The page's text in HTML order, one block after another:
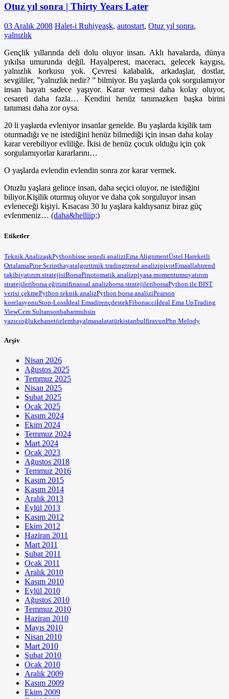
Otuz yıl sonra | Thirty Years Later
03 Aralık 2008 Halet-i Ruhiyeaşk, autostart, Otuz yıl sonra,
yalnızlık
Gençlik yıllarında deli dolu oluyor insan. Aklı havalarda, dünya
yıkılsa umurunda değil. Hayalperest, maceracı, gelecek kaygısı,
yalnızlık korkusu yok. Çevresi kalabalık, arkadaşlar, dostlar,
sevgililer, ”yalnızlık nedir? ” bilmiyor. Bu yaşlarda çok sorgulamıyor
insan hayatı sadece yaşıyor. Karar vermesi daha kolay oluyor,
cesareti daha fazla… Kendini henüz tanımazken başka birini
tanıması daha zor oysa.
20 li yaşlarda evleniyor insanlar genelde. Bu yaşlarda kişilik tam
oturmadığı ve ne istediğini henüz bilmediği için insan daha kolay
karar verebiliyor evliliğe. İkisi de henüz çocuk olduğu için çok
sorgulamıyorlar kararlarını…
O yaşlarda evlendin evlendin sonra zor karar vermek.
Otuzlu yaşlara gelince insan, daha seçici oluyor, ne istediğini
biliyor.Kişilik oturmuş oluyor ve daha çok sorguluyor insan
evleneceği kişiyi. Kısacası 30 lu yaşlara kaldıysanız biraz güç
evlenmeniz… (daha&helliip;)
Etiketler
Teknik AnalizaşkPythonhisse senedi analiziEma AlignmentÜstel Hareketli
OrtalamaPine Scripthayatalgoritmik tradingtrend analizipivotEmaallahtrend
takibiyatırım stratejisiBorsaPinotomatik analizpiyasa momentumuyatırım
stratejileriborsa eğitimifinansal analizborsa stratejileriborsaPython ile BIST
verisi çekmePython teknik analizPython borsa analiziPearson
korelasyonuStop-Lossİdeal EmadirençdestekFibonacciİdeal Ema UpTrading
ViewCem Sultansonbaharmuhsin
yazıcıoğlukehanetözlemhayalmasalatatürkistanbulfiravunPhp Melody
Arşiv
Nisan 2026
Ağustos 2025
Temmuz 2025
Nisan 2025
Şubat 2025
Ocak 2025
Kasım 2024
Ekim 2024
Temmuz 2024
Mart 2024
Ocak 2023
Ağustos 2018
Temmuz 2016
Kasım 2015
Kasım 2014
Aralık 2013
Eylül 2013
Kasım 2012
Ekim 2012
Haziran 2011
Mart 2011
Şubat 2011
Ocak 2011
Aralık 2010
Kasım 2010
Eylül 2010
Ağustos 2010
Temmuz 2010
Haziran 2010
Mayıs 2010
Nisan 2010
Mart 2010
Şubat 2010
Ocak 2010
Aralık 2009
Kasım 2009
Ekim 2009